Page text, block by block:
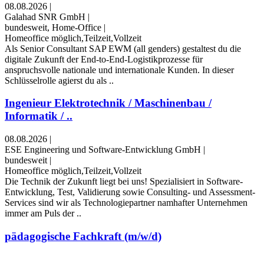
08.08.2026 |
Galahad SNR GmbH |
bundesweit, Home-Office |
Homeoffice möglich,Teilzeit,Vollzeit
Als Senior Consultant SAP EWM (all genders) gestaltest du die
digitale Zukunft der End-to-End-Logistikprozesse für
anspruchsvolle nationale und internationale Kunden. In dieser
Schlüsselrolle agierst du als ..
Ingenieur Elektrotechnik / Maschinenbau /
Informatik / ..
08.08.2026 |
ESE Engineering und Software-Entwicklung GmbH |
bundesweit |
Homeoffice möglich,Teilzeit,Vollzeit
Die Technik der Zukunft liegt bei uns! Spezialisiert in Software-
Entwicklung, Test, Validierung sowie Consulting- und Assessment-
Services sind wir als Technologiepartner namhafter Unternehmen
immer am Puls der ..
pädagogische Fachkraft (m/w/d)